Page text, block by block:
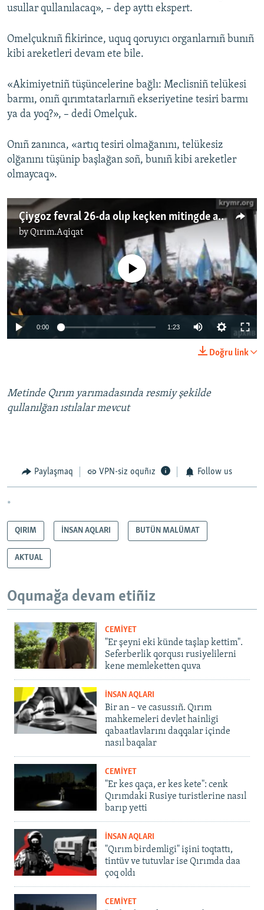
usullar qullanılacaq», – dep ayttı ekspert.
Omelçuknıñ fikirince, uquq qoruyıcı organlarnıñ bunıñ
kibi areketleri devam ete bile.
«Akimiyetniñ tüşüncelerine bağlı: Meclisniñ telükesi
barmı, onıñ qırımtatarlarnıñ ekseriyetine tesiri barmı
ya da yoq?», – dedi Omelçuk.
Onıñ zanınca, «artıq tesiri olmağanını, telükesiz
olğanını tüşünip başlağan soñ, bunıñ kibi areketler
olmaycaq».
Çiygoz fevral 26-da olıp keçken mitingde adamlarnı tınçlandırğan edi
byQırım.Aqiqat
No media source currently available
0:00 1:23
Doğru link
Metinde Qırım yarımadasında resmiy şekilde
qullanılğan ıstılalar mevcut
Paylaşmaq VPN-siz oquñız Follow us
*
QIRIM İNSAN AQLARI BUTÜN MALÜMAT
AKTUAL
Oqumağa devam etiñiz
CEMİYET
"Er şeyni eki künde taşlap kettim".
Seferberlik qorqusı rusiyelilerni
kene memleketten quva
İNSAN AQLARI
Bir an – ve casussıñ. Qırım
mahkemeleri devlet hainligi
qabaatlavlarını daqqalar içinde
nasıl baqalar
CEMİYET
"Er kes qaça, er kes kete": cenk
Qırımdaki Rusiye turistlerine nasıl
barıp yetti
İNSAN AQLARI
"Qırım birdemligi" işini toqtattı,
tintüv ve tutuvlar ise Qırımda daa
çoq oldı
CEMİYET